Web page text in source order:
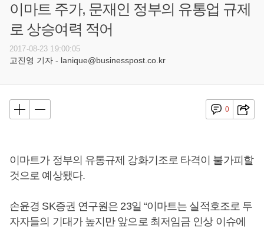
이마트 주가, 문재인 정부의 유통업 규제
로 상승여력 적어
2017-08-23 19:00:05
고진영 기자 - lanique@businesspost.co.kr
0
이마트가 정부의 유통규제 강화기조로 타격이 불가피할
것으로 예상됐다.
손윤경 SK증권 연구원은 23일 “이마트는 실적호조로 투
자자들의 기대가 높지만 앞으로 최저임금 인상 이슈에